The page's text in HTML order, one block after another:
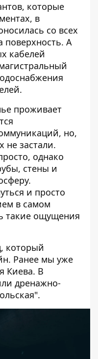
которые
в
со всех
поверхность. А
кабелей
проживает
но,
застали.
однако
стены и
и просто
в самом
такие ощущения
который
Ранее мы уже
Киева. В
дренажно-